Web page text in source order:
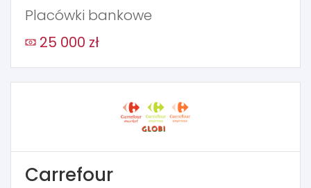
Placówki bankowe
25 000 zł
Carrefour